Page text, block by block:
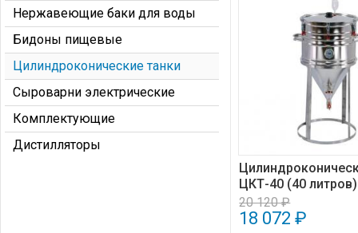
Нержавеющие баки для воды
Бидоны пищевые
Цилиндроконические танки
Сыроварни электрические
Комплектующие
Дистилляторы
ЦКТ-40 (40 литров)
20 120 ₽
18 072 ₽